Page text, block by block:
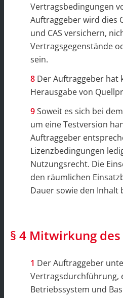
Vertragsbedingungen
Auftraggeber wird dies
und CAS versichern,
Vertragsgegenstände
sein.
Der Auftraggeber hat
Herausgabe von
Soweit es sich bei
um eine Testversion
Auftraggeber
Lizenzbedingungen
Nutzungsrecht. Die
den räumlichen
Dauer sowie den Inhalt
§ 4 Mitwirkung
Der Auftraggeber
Vertragsdurchführung,
Betriebssystem und